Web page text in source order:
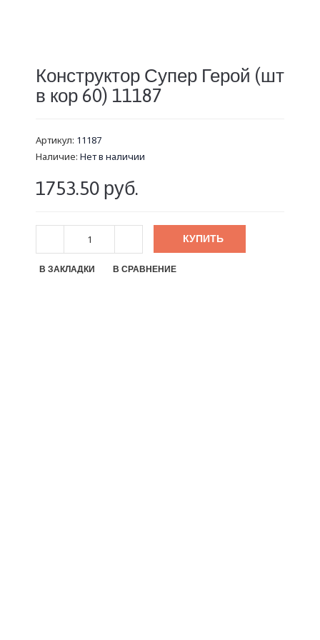
Конструктор Супер Герой (шт
в кор 60) 11187
Артикул: 11187
Наличие: Нет в наличии
1753.50 руб.
КУПИТЬ
В ЗАКЛАДКИ В СРАВНЕНИЕ